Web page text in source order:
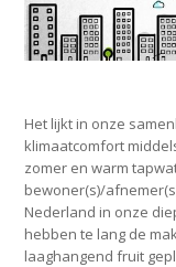
Het lijkt in onze
klimaatcomfort
zomer en warm
bewoner(s)/
Nederland in onze
hebben te lang de
laaghangend fruit